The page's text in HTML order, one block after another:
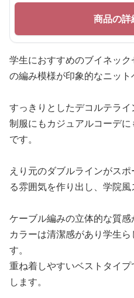
商品の詳
学生におすすめのブイネッ
の編み模様が印象的なニット
すっきりとしたデコルテライ
制服にもカジュアルコーデ
です。
えり元のダブルラインがス
る雰囲気を作り出し、学院風
ケーブル編みの立体的な質
カラーは清潔感があり学生
す。
重ね着しやすいベストタイ
します。